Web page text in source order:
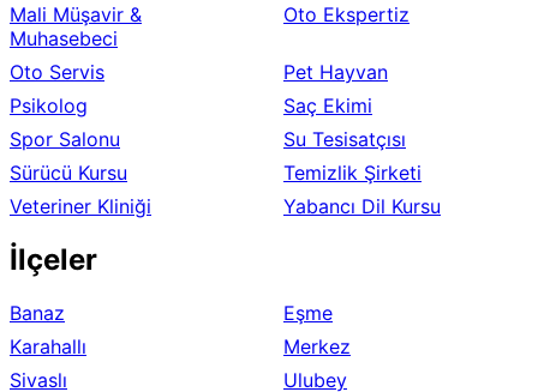
Mali Müşavir &
Muhasebeci
Oto Ekspertiz
Oto Servis
Pet Hayvan
Psikolog
Saç Ekimi
Spor Salonu
Su Tesisatçısı
Sürücü Kursu
Temizlik Şirketi
Veteriner Kliniği
Yabancı Dil Kursu
İlçeler
Banaz
Eşme
Karahallı
Merkez
Sivaslı
Ulubey